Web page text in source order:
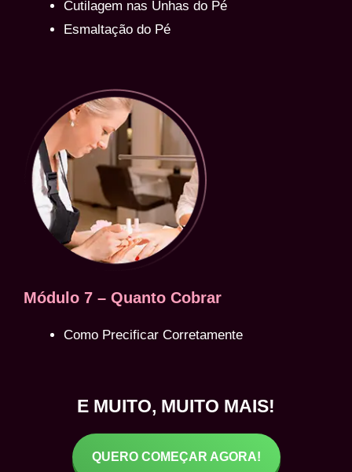
Cutilagem nas Unhas do Pé
Esmaltação do Pé
Módulo 7 – Quanto Cobrar
Como Precificar Corretamente
E MUITO, MUITO MAIS!
QUERO COMEÇAR AGORA!